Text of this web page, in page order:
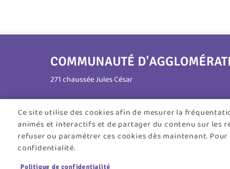
Ce site utilise des cookies afin de mesurer la
animés et interactifs et de partager du contenu sur les
refuser ou paramétrer ces cookies dès maintenant.
confidentialité.
Politique de confidentialité
COMMUNAUTÉ
271 chaussée Jules César
95250 Beauchamp
Tél. 01 30 26 39 41
Horaires d'ouverture :
Lundi au jeudi : 8h30 - 12h30 / 13h30 - 17h45